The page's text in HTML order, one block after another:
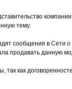
тему.
сообщения в Сети
продавать данную
как